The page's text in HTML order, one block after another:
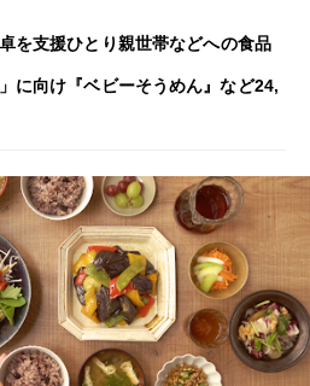
を支援ひとり親世帯などへの食品
向け『ベビーそうめん』など24,